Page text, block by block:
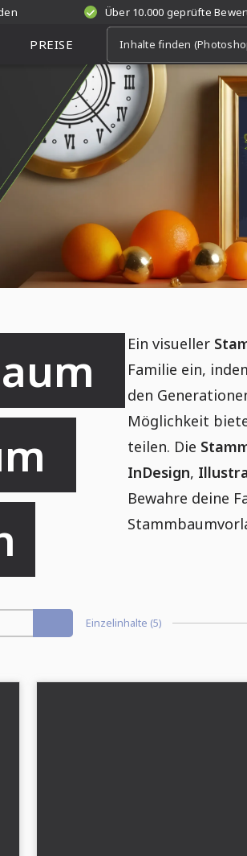
Über 10.000 geprüfte
PREISE
Ein visueller
Familie ein,
den
Möglichkeit
teilen. Die
InDesign,
Bewahre deine
Einzelinhalte (5)